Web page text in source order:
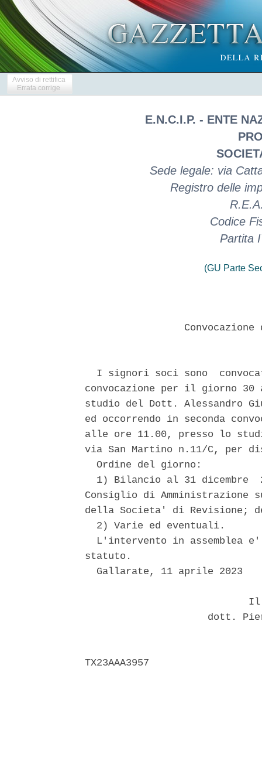
Avviso di rettifica
Errata corrige
E.N.C.I.P. - ENTE
Sede legale: via
Registro delle
Codice
Partita
(GU Parte
I signori soci sono
convocazione per il giorno
studio del Dott. Alessandro
ed occorrendo in seconda
alle ore 11.00, presso lo
via San Martino n.11/C, per
  Ordine del giorno:
1) Bilancio al 31 dicembre
Consiglio di Amministrazione
della Societa' di Revisione;
  2) Varie ed eventuali.
L'intervento in assemblea
statuto.
  Gallarate, 11 aprile 2023
dott.